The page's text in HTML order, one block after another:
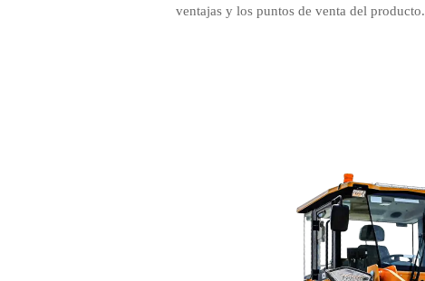
ventajas y los puntos de venta del producto.